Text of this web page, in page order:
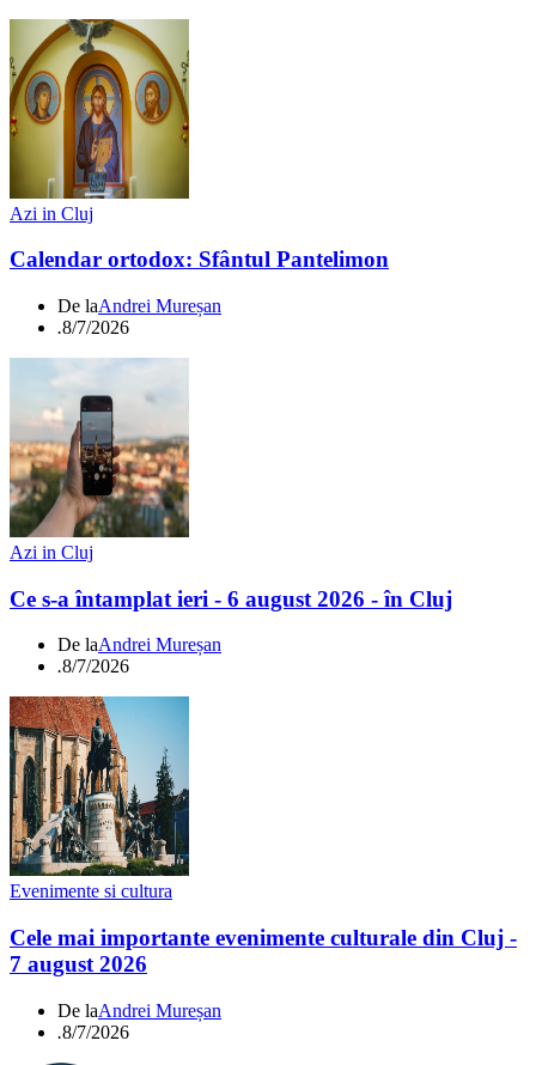
Azi in Cluj
Calendar ortodox: Sfântul Pantelimon
De laAndrei Mureșan
.8/7/2026
Azi in Cluj
Ce s-a întamplat ieri - 6 august 2026 - în Cluj
De laAndrei Mureșan
.8/7/2026
Evenimente si cultura
Cele mai importante evenimente culturale din Cluj -
7 august 2026
De laAndrei Mureșan
.8/7/2026